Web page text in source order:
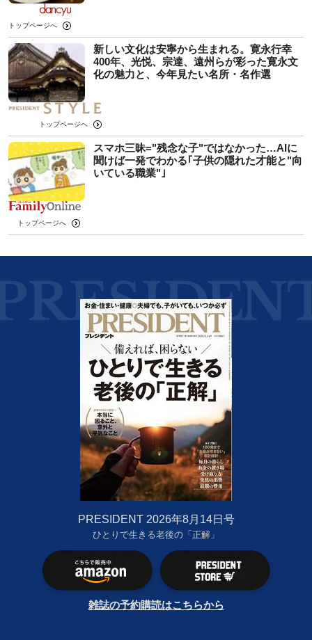
トップページへ
新しい文化は安寧から生まれる。寛永行幸
400年、光悦、宗達、遠州らが彩った寛永文
化の魅力と、今年見たい名所・名作選
トップページへ
スマホ三昧="残念な子"ではなかった…AIに
聞けば一発でわかる｢子供の隠れた才能と"向
いている職業"｣
トップページへ
PRESIDENT 2026年8月14日号
ひとりで生きる老後の「正解」
雑誌の予約購読はこちらから